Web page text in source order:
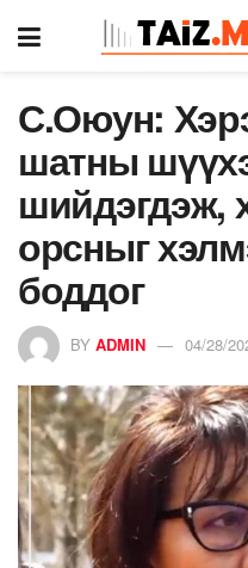
С.Оюун:
шатны
шийдэгдэж,
орсныг
боддог
BY ADMIN 04/28/